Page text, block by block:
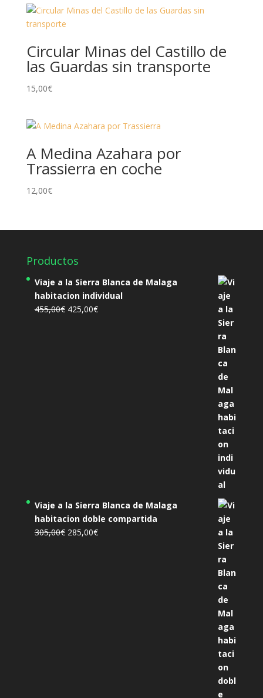
Circular Minas del Castillo de
las Guardas sin transporte
15,00€
A Medina Azahara por
Trassierra en coche
12,00€
Productos
Viaje a la Sierra Blanca de Malaga
habitacion individual
455,00€ El
425,00€El
Viaje a la Sierra Blanca de Malaga
habitacion doble compartida
305,00€ El
285,00€El